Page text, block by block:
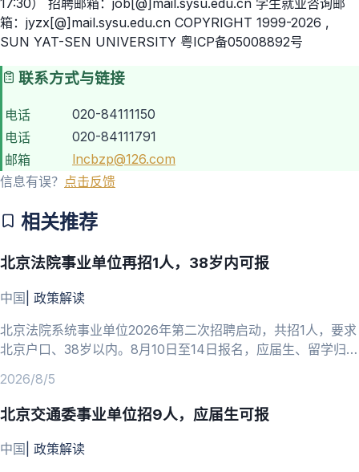
17:30） 招聘邮箱：job[@]mail.sysu.edu.cn 学生就业咨询邮
箱：jyzx[@]mail.sysu.edu.cn COPYRIGHT 1999-2026 ,
SUN YAT-SEN UNIVERSITY 粤ICP备05008892号
联系方式与链接
电话
020-84111150
电话
020-84111791
邮箱
lncbzp@126.com
信息有误？ 点击反馈
相关推荐
北京法院事业单位再招1人，38岁内可报
中国 政策解读
北京法院系统事业单位2026年第二次招聘启动，共招1人，要求
北京户口、38岁以内。8月10日至14日报名，应届生、留学归国
2026/8/5
北京交通委事业单位招9人，应届生可报
中国 政策解读